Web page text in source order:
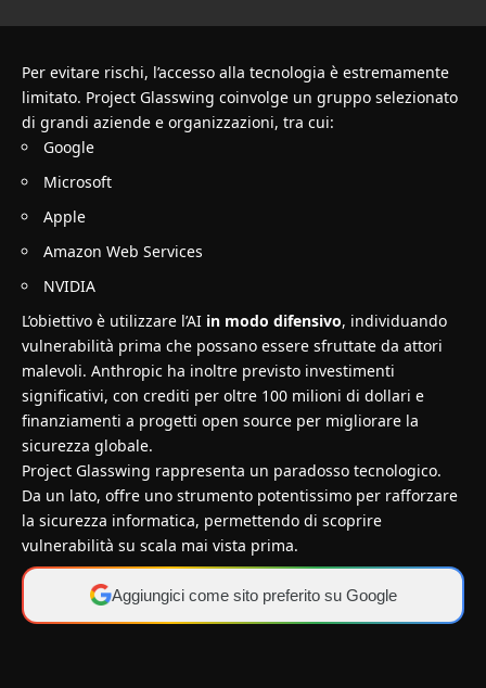
Per evitare rischi, l’accesso alla tecnologia è estremamente
limitato. Project Glasswing coinvolge un gruppo selezionato
di grandi aziende e organizzazioni, tra cui:
Google
Microsoft
Apple
Amazon Web Services
NVIDIA
L’obiettivo è utilizzare l’AI in modo difensivo, individuando
vulnerabilità prima che possano essere sfruttate da attori
malevoli. Anthropic ha inoltre previsto investimenti
significativi, con crediti per oltre 100 milioni di dollari e
finanziamenti a progetti open source per migliorare la
sicurezza globale.
Project Glasswing rappresenta un paradosso tecnologico.
Da un lato, offre uno strumento potentissimo per rafforzare
la sicurezza informatica, permettendo di scoprire
vulnerabilità su scala mai vista prima.
Aggiungici come sito preferito su Google